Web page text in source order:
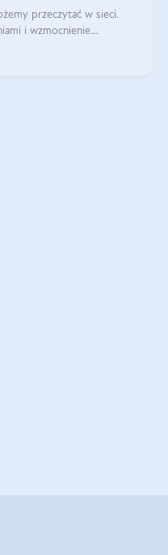
przeczytać w sieci.
i wzmocnienie